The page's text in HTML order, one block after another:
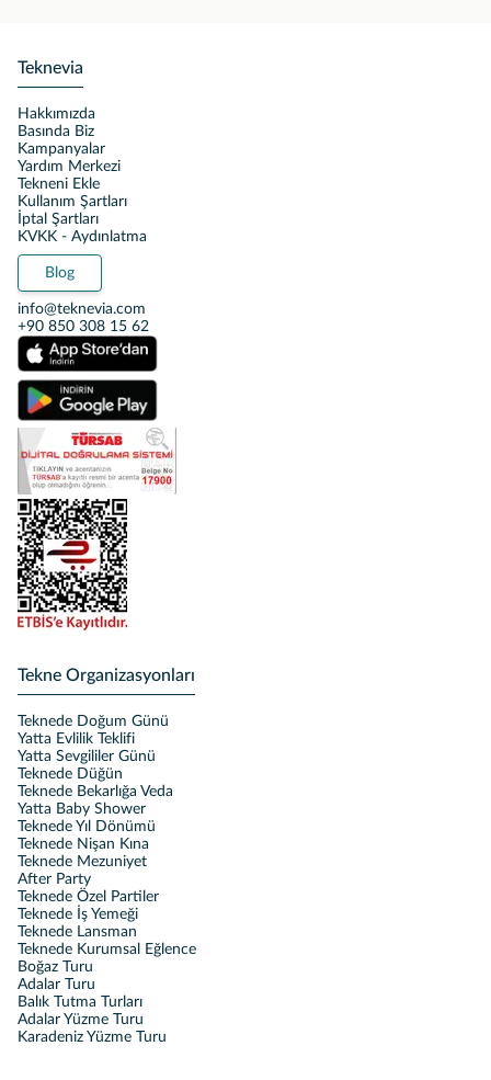
Teknevia
Hakkımızda
Basında Biz
Kampanyalar
Yardım Merkezi
Tekneni Ekle
Kullanım Şartları
İptal Şartları
KVKK - Aydınlatma
Blog
info@teknevia.com
+90 850 308 15 62
Tekne Organizasyonları
Teknede Doğum Günü
Yatta Evlilik Teklifi
Yatta Sevgililer Günü
Teknede Düğün
Teknede Bekarlığa Veda
Yatta Baby Shower
Teknede Yıl Dönümü
Teknede Nişan Kına
Teknede Mezuniyet
After Party
Teknede Özel Partiler
Teknede İş Yemeği
Teknede Lansman
Teknede Kurumsal Eğlence
Boğaz Turu
Adalar Turu
Balık Tutma Turları
Adalar Yüzme Turu
Karadeniz Yüzme Turu